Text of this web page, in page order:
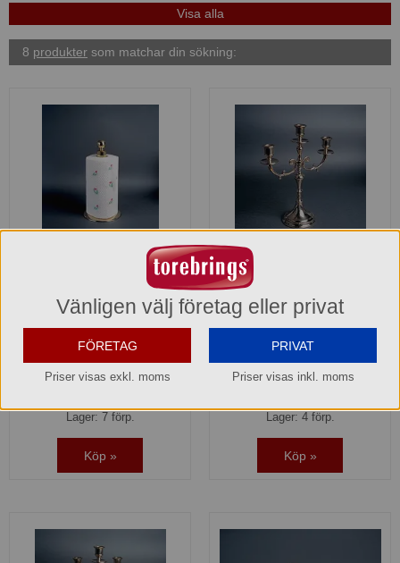
8 produkter som matchar din sökning:
Hushållspappershållare
polerad mässing
Metallfabriken Norden
477,40 kr
Hel förpackning =1*1 st
Lager: 7 förp.
Köp »
Kandelaber 3 arm polerad
mässing Metallfabriken
Norden
975,80 kr
Hel förpackning =1*1 st
Lager: 4 förp.
Köp »
Vänligen välj företag eller privat
FÖRETAG
Priser visas exkl. moms
PRIVAT
Priser visas inkl. moms